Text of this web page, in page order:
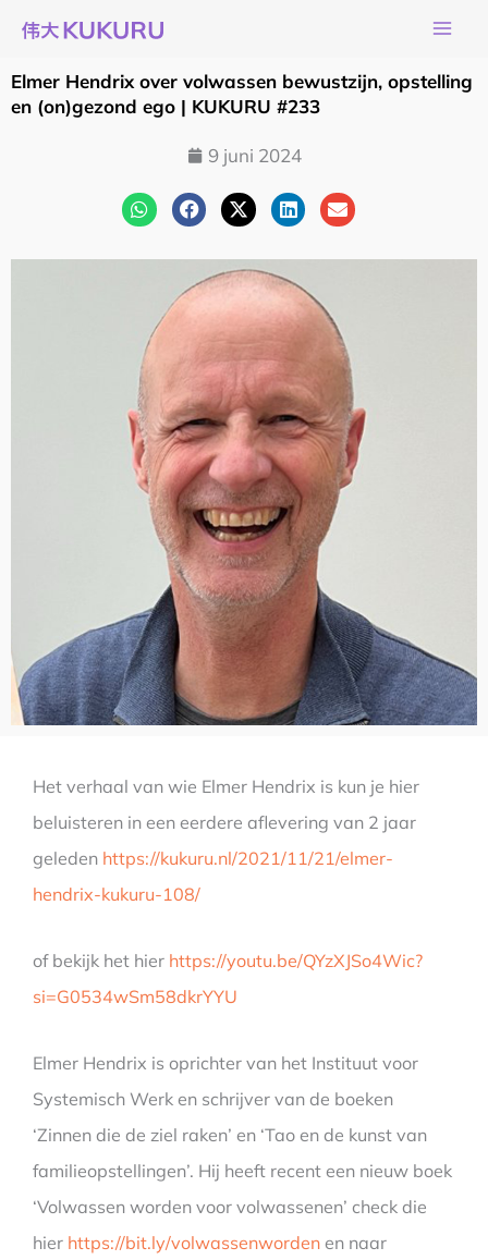
naar
de
inhoud
Elmer Hendrix over volwassen bewustzijn, opstelling
en (on)gezond ego | KUKURU #233
9 juni 2024
Het verhaal van wie Elmer Hendrix is kun je hier
beluisteren in een eerdere aflevering van 2 jaar
geleden https://kukuru.nl/2021/11/21/elmer-
hendrix-kukuru-108/
of bekijk het hier https://youtu.be/QYzXJSo4Wic?
si=G0534wSm58dkrYYU
Elmer Hendrix is oprichter van het Instituut voor
Systemisch Werk en schrijver van de boeken
‘Zinnen die de ziel raken’ en ‘Tao en de kunst van
familieopstellingen’. Hij heeft recent een nieuw boek
‘Volwassen worden voor volwassenen’ check die
hier https://bit.ly/volwassenworden en naar